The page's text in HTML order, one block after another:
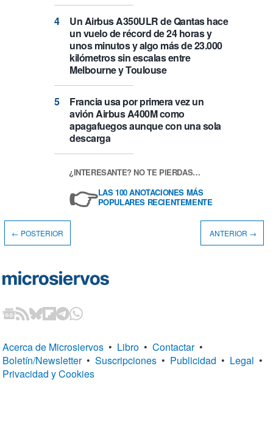
Un Airbus A350ULR de Qantas hace
un vuelo de récord de 24 horas y
unos minutos y algo más de 23.000
kilómetros sin escalas entre
Melbourne y Toulouse
Francia usa por primera vez un
avión Airbus A400M como
apagafuegos aunque con una sola
descarga
¿INTERESANTE? NO TE PIERDAS…
👉LAS 100 ANOTACIONES MÁS
POPULARES RECIENTEMENTE
← POSTERIOR ANTERIOR →
Acerca de Microsiervos • Libro • Contactar •
Boletín/Newsletter • Suscripciones • Publicidad • Legal •
Privacidad y Cookies